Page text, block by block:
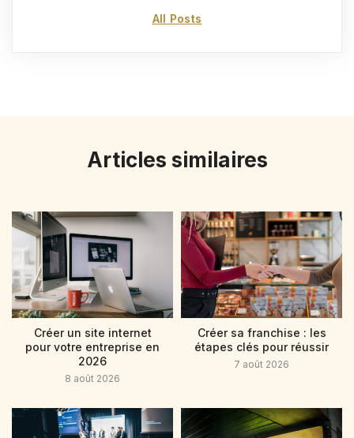
All Posts
Articles similaires
Créer un site internet
pour votre entreprise en
2026
8 août 2026
Créer sa franchise : les
étapes clés pour réussir
7 août 2026